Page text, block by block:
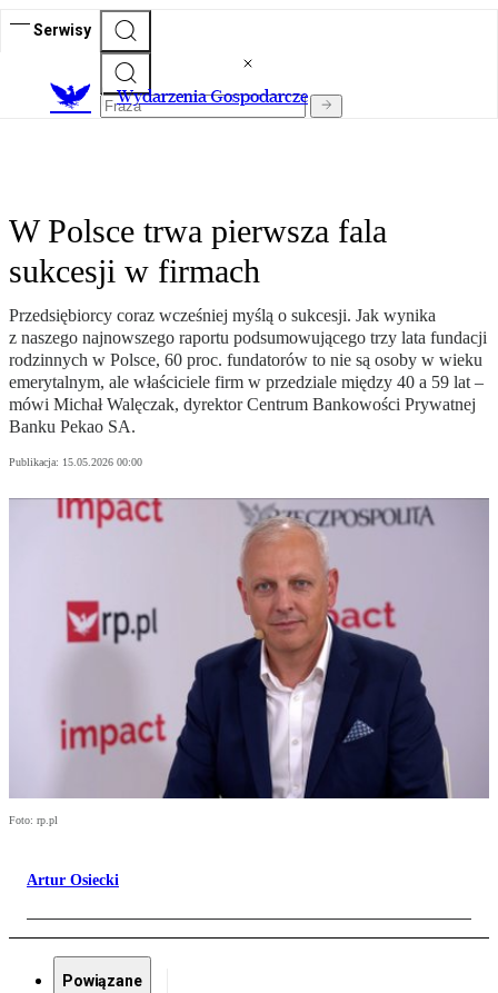
Serwisy
Wydarzenia Gospodarcze
W Polsce trwa pierwsza fala
sukcesji w firmach
Przedsiębiorcy coraz wcześniej myślą o sukcesji. Jak wynika
z naszego najnowszego raportu podsumowującego trzy lata fundacji
rodzinnych w Polsce, 60 proc. fundatorów to nie są osoby w wieku
emerytalnym, ale właściciele firm w przedziale między 40 a 59 lat –
mówi Michał Walęczak, dyrektor Centrum Bankowości Prywatnej
Banku Pekao SA.
Publikacja: 15.05.2026 00:00
Foto: rp.pl
Artur Osiecki
Powiązane